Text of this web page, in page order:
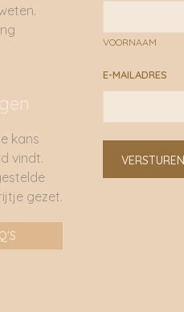
kans
vindt.
gezet.
VOORNAAM
E-MAILADRES
VERSTUREN